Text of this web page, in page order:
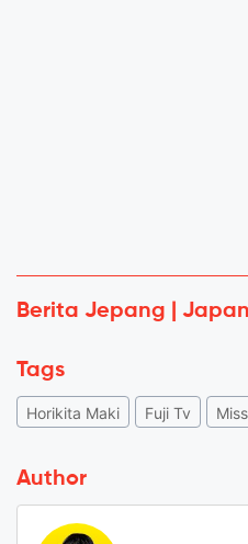
Berita Jepang |
Tags
Horikita Maki Fuji Tv
Author